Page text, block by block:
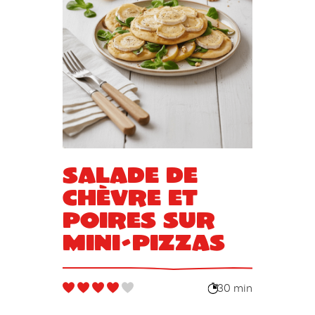
Salade de
chèvre et
poires sur
mini-pizzas
30 min